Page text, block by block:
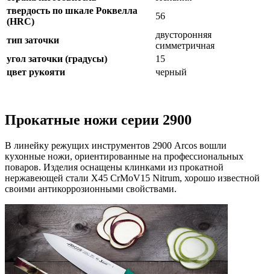
твердость по шкале Роквелла
(HRC)
56
тип заточки
двусторонняя
симметричная
угол заточки (градусы)
15
цвет рукояти
черный
Прокатные ножи серии 2900
В линейку режущих инструментов 2900 Arcos вошли
кухонные ножи, ориентированные на профессиональных
поваров. Изделия оснащены клинками из прокатной
нержавеющей стали X45 CrMoV15 Nitrum, хорошо известной
своими антикоррозионными свойствами.